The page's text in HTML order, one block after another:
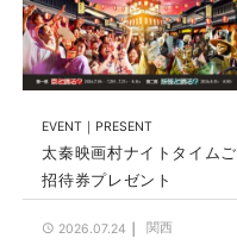
EVENT PRESENT
太秦映画村ナイトタイムご
招待券プレゼント
2026.07.24 関西